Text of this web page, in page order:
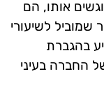
אותו, הם
שמוביל לשיעורי
בהגברת
החברה בעיני